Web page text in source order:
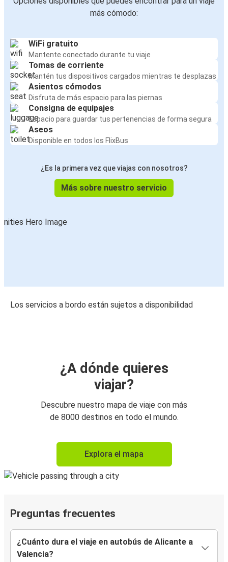
más cómodo:
WiFi gratuito
Mantente conectado durante tu viaje
Tomas de corriente
Mantén tus dispositivos cargados mientras te desplazas
Asientos cómodos
Disfruta de más espacio para las piernas
Consigna de equipajes
Espacio para guardar tus pertenencias de forma segura
Aseos
Disponible en todos los FlixBus
¿Es la primera vez que viajas con nosotros?
Más sobre nuestro servicio
Los servicios a bordo están sujetos a disponibilidad
¿A dónde quieres
viajar?
Descubre nuestro mapa de viaje con más
de 8000 destinos en todo el mundo.
Explora el mapa
Preguntas frecuentes
¿Cuánto dura el viaje en autobús de Alicante a
Valencia?